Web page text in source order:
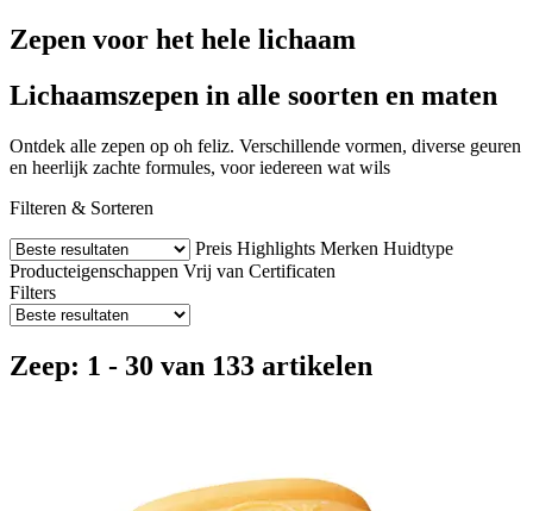
Zepen voor het hele lichaam
Lichaamszepen in alle soorten en maten
Ontdek alle zepen op oh feliz. Verschillende vormen, diverse geuren
en heerlijk zachte formules, voor iedereen wat wils
Filteren & Sorteren
Preis Highlights Merken Huidtype
Producteigenschappen Vrij van Certificaten
Filters
Zeep: 1 - 30 van 133 artikelen